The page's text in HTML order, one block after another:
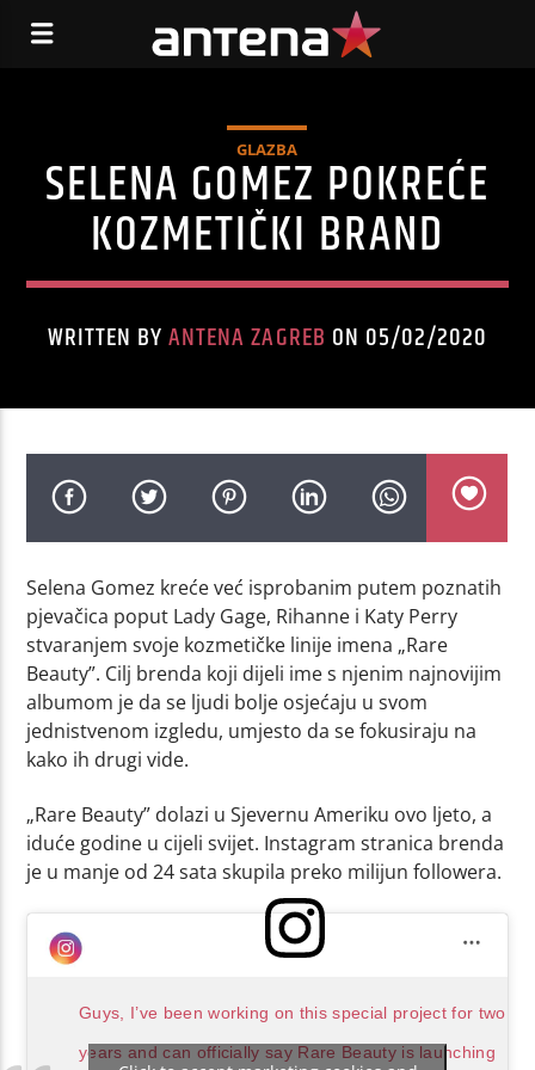
GLAZBA
SELENA GOMEZ POKREĆE
KOZMETIČKI BRAND
WRITTEN BYANTENA ZAGREB ON 05/02/2020
Selena Gomez kreće već isprobanim putem poznatih
pjevačica poput Lady Gage, Rihanne i Katy Perry
stvaranjem svoje kozmetičke linije imena „Rare
Beauty”. Cilj brenda koji dijeli ime s njenim najnovijim
albumom je da se ljudi bolje osjećaju u svom
jednistvenom izgledu, umjesto da se fokusiraju na
kako ih drugi vide.
„Rare Beauty” dolazi u Sjevernu Ameriku ovo ljeto, a
iduće godine u cijeli svijet. Instagram stranica brenda
je u manje od 24 sata skupila preko milijun followera.
Guys, I’ve been working on this special project for two
years and can officially say Rare Beauty is launching